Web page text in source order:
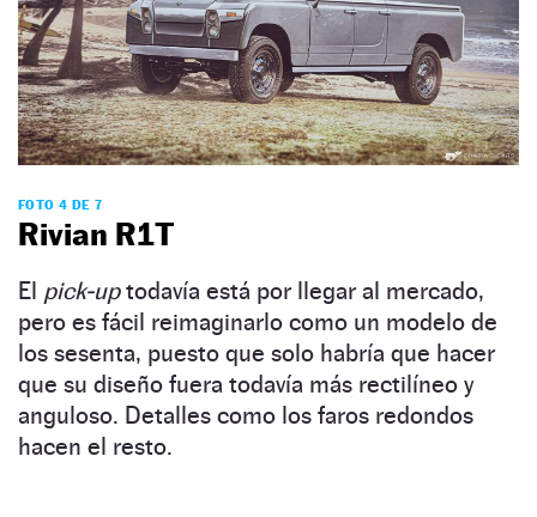
FOTO 4 DE 7
Rivian R1T
El pick-uptodavía está por llegar al mercado,
pero es fácil reimaginarlo como un modelo de
los sesenta, puesto que solo habría que hacer
que su diseño fuera todavía más rectilíneo y
anguloso. Detalles como los faros redondos
hacen el resto.